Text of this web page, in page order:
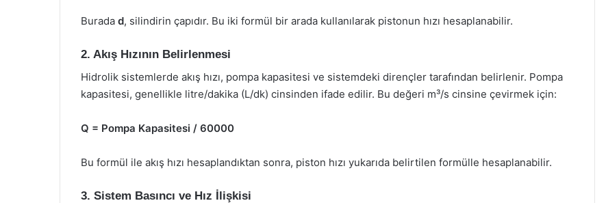
Burada d, silindirin çapıdır. Bu iki formül bir arada kullanılarak pistonun hızı hesaplanabilir.
2. Akış Hızının Belirlenmesi
Hidrolik sistemlerde akış hızı, pompa kapasitesi ve sistemdeki dirençler tarafından belirlenir. Pompa
kapasitesi, genellikle litre/dakika (L/dk) cinsinden ifade edilir. Bu değeri m³/s cinsine çevirmek için:
Q = Pompa Kapasitesi / 60000
Bu formül ile akış hızı hesaplandıktan sonra, piston hızı yukarıda belirtilen formülle hesaplanabilir.
3. Sistem Basıncı ve Hız İlişkisi